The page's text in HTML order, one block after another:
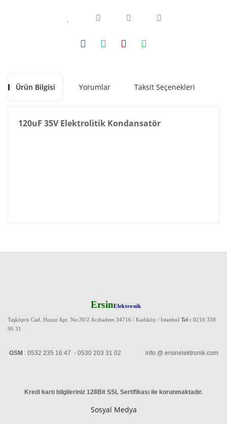
Ürün Bilgisi Yorumlar Taksit Seçenekleri
120uF 35V Elektrolitik Kondansatör
ErsinElektronik
Taşköprü Cad. Huzur Apt. No:30/2 Acıbadem 34716 / Kadıköy / Istanbul Tel : 0216 338
96 31
GSM : 0532 235 16 47 - 0530 203 31 02 info @ ersinelektronik.com
Kredi kartı bilgileriniz 128Bit SSL Sertifikası ile korunmaktadır.
Sosyal Medya